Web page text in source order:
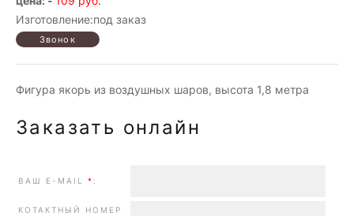
Изготовление:под заказ
Фигура якорь из воздушных шаров, высота 1,8 метра
Заказать онлайн
ВАШ E-MAIL * :
КОТАКТНЫЙ НОМЕР